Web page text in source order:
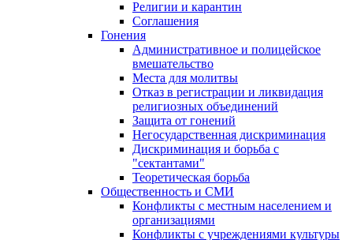
Религии и карантин
Соглашения
Гонения
Административное и полицейское
вмешательство
Места для молитвы
Отказ в регистрации и ликвидация
религиозных объединений
Защита от гонений
Негосударственная дискриминация
Дискриминация и борьба с
"сектантами"
Теоретическая борьба
Общественность и СМИ
Конфликты с местным населением и
организациями
Конфликты с учреждениями культуры